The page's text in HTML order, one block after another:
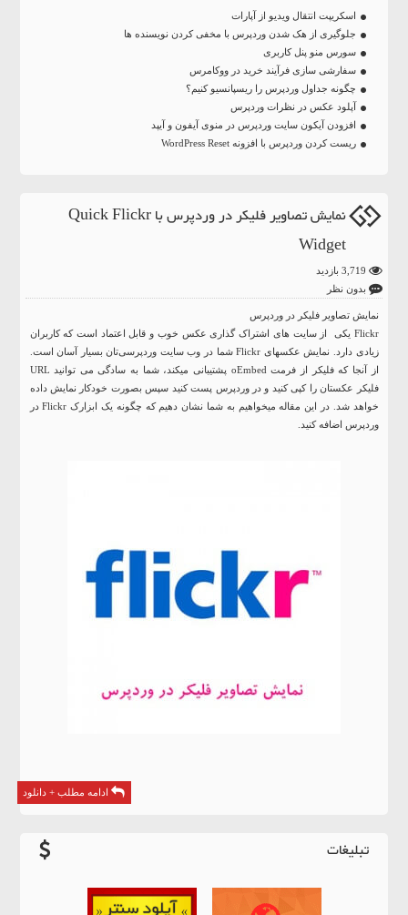
اسکریپت انتقال ویدیو از آپارات
جلوگیری از هک شدن وردپرس با مخفی کردن نویسنده ها
سورس منو پنل کاربری
سفارشی سازی فرآیند خرید در ووکامرس
چگونه جداول وردپرس را ریسپانسیو کنیم؟
آپلود عکس در نظرات وردپرس
افزودن آیکون سایت وردپرس در منوی آیفون و آیپد
ریست کردن وردپرس با افزونه WordPress Reset
نمایش تصاویر فلیکر در وردپرس با Quick Flickr
Widget
بدون نظر
نمایش تصاویر فلیکر در وردپرس
Flickr یکی از سایت های اشتراک گذاری عکس خوب و قابل اعتماد است که کاربران
زیادی دارد. نمایش عکسهای Flickr شما در وب سایت وردپرسی‌تان بسیار آسان است.
از آنجا که فلیکر از فرمت oEmbed پشتیبانی میکند، شما به سادگی می توانید URL
فلیکر عکستان را کپی کنید و در وردپرس پست کنید سپس بصورت خودکار نمایش داده
خواهد شد. در این مقاله میخواهیم به شما نشان دهیم که چگونه یک ابزارک Flickr در
وردپرس اضافه کنید.
ادامه مطلب + دانلود
تبلیغات